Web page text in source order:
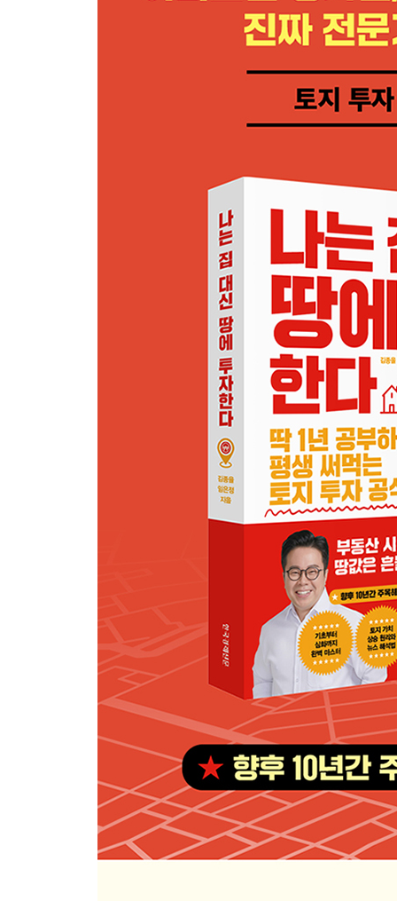
반드시 관심 가져야 할 투자처, 공장
토지 투자 유망지역의 최근 투자 사례
에필로그_ 현실을 직시하자, 투자는 어려운 것이다
언제나 이기는 투자를 위하여_ 부동산의 근본은 토